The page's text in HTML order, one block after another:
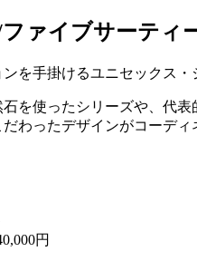
ァイブサーティ
を手掛けるユニセックス
を使ったシリーズや、代
わったデザインがコーデ
円